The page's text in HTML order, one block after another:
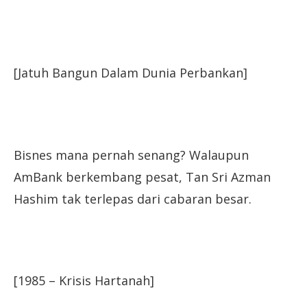
[Jatuh Bangun Dalam Dunia Perbankan]
Bisnes mana pernah senang? Walaupun
AmBank berkembang pesat, Tan Sri Azman
Hashim tak terlepas dari cabaran besar.
[1985 – Krisis Hartanah]